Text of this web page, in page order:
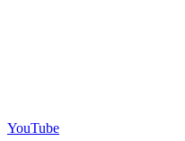
YouTube